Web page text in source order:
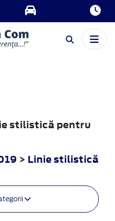
stilistică pentru
> Linie stilistică